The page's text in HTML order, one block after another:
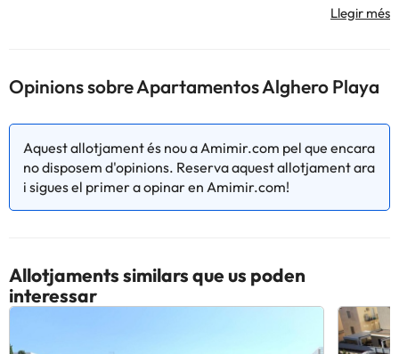
distribuïts en 4 complexos disposen de zona cuina
Serveis:
recepció (9:3 - 12:3 i 16: - 18:), accés a les piscines.
Distàncies:de la mar - a 2 / 1mts platja de sorra; del centre - 1.5
Alguns dels serveis detallats poden ser de pagament. Podeu
consultar les vostres tarifes directament a l'establiment. Tota la
Opinions sobre Apartamentos Alghero Playa
Aquest allotjament és nou a Amimir.com pel que encara
no disposem d'opinions. Reserva aquest allotjament ara
i sigues el primer a opinar en Amimir.com!
Allotjaments similars que us poden
interessar